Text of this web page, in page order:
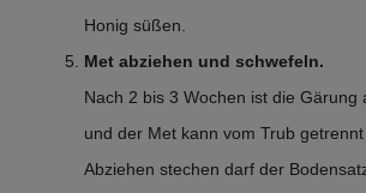
Honig süßen.
Met abziehen und schwefeln.
Nach 2 bis 3 Wochen ist die Gärung
und der Met kann vom Trub
Abziehen stechen darf der